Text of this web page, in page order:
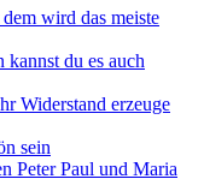
wird das meiste
kannst du es auch
Widerstand erzeuge
sein
Peter Paul und Maria